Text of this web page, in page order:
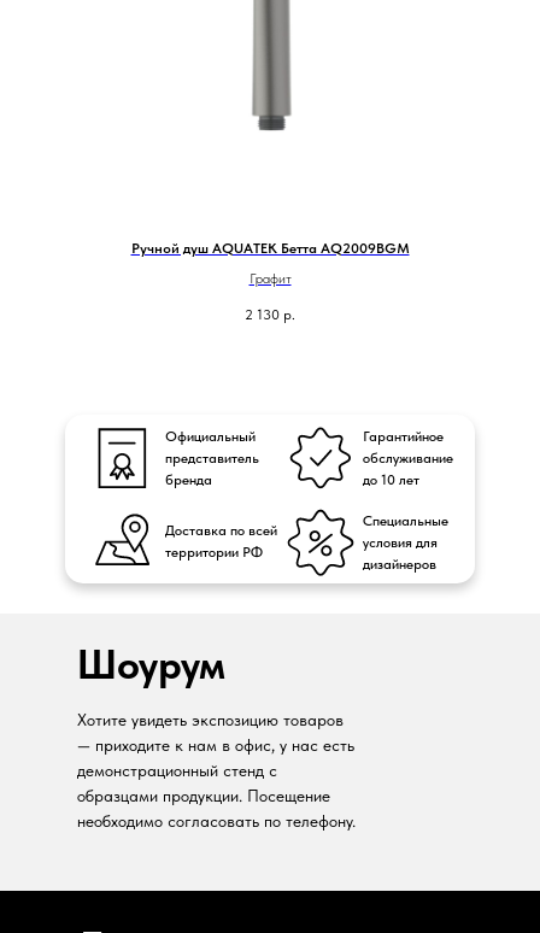
Ручной душ AQUATEK Бетта AQ2009BGM
Графит
2 130 р.
Официальный
представитель
бренда
Доставка по всей
территории РФ
Гарантийное
обслуживание
до 10 лет
Специальные
условия для
дизайнеров
Шоурум
Хотите увидеть экспозицию товаров
— приходите к нам в офис, у нас есть
демонстрационный стенд с
образцами продукции. Посещение
необходимо согласовать по телефону.